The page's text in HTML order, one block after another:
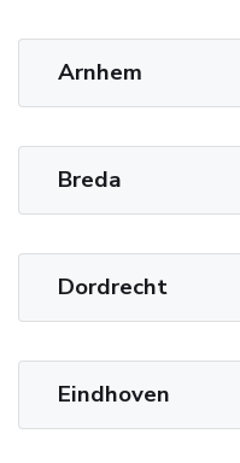
Arnhem
Breda
Dordrecht
Eindhoven